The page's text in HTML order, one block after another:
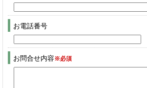
お電話番号
お問合せ内容※必須